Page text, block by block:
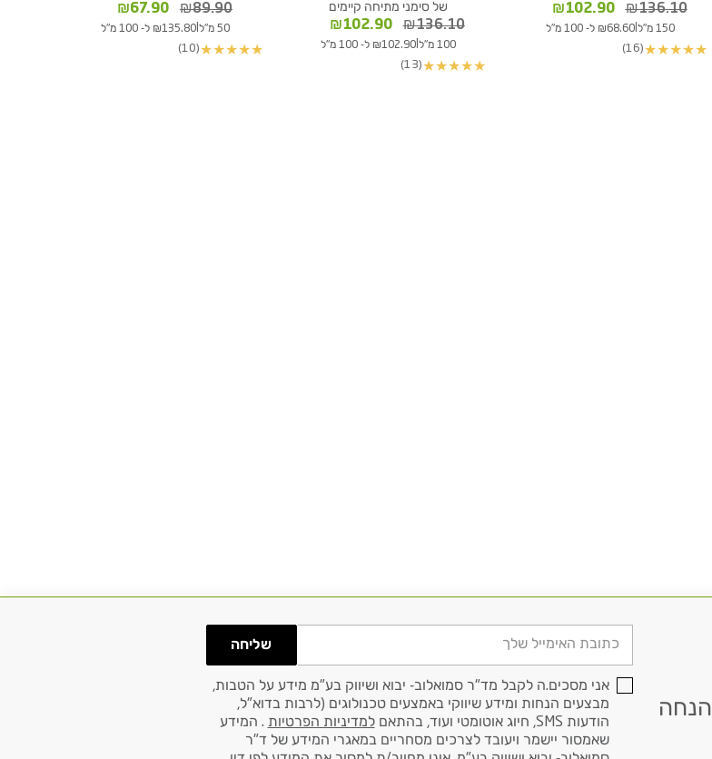
₪136.10
המחיר
המקורי
₪102.90
הנוכחי
150 מ"ל | ₪68.60 ל- 100 מ"ל
★
★
★
★
★
(16)
של סימני מתיחה קיימים
₪136.10
המחיר
המקורי
₪102.90
הנוכחי
100 מ"ל |₪102.90 ל- 100 מ"ל
★
★
★
★
★
(13)
₪89.90
המחיר
המקורי
₪67.90
הנוכחי
50 מ"ל | ₪135.80 ל- 100 מ"ל
★
★
★
★
★
(10)
הרשמו לניוזלטר שלנו וקבלו 5% הנחה
שליחה
אני מסכים.ה לקבל מד"ר סמואלוב- יבוא ושיווק בע"מ מידע על הטבות,
מבצעים הנחות ומידע שיווקי באמצעים טכנולוגים (לרבות בדוא"ל,
הודעות SMS, חיוג אוטומטי ועוד, בהתאם
למדיניות הפרטיות . המידע
שאמסור יישמר ויעובד לצרכים מסחריים במאגרי המידע של ד"ר